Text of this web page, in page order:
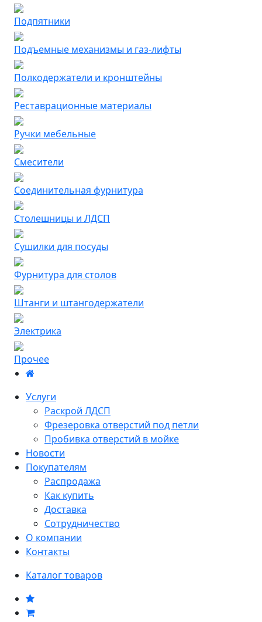
Подпятники
Подъемные механизмы и газ-лифты
Полкодержатели и кронштейны
Реставрационные материалы
Ручки мебельные
Смесители
Соединительная фурнитура
Столешницы и ЛДСП
Сушилки для посуды
Фурнитура для столов
Штанги и штангодержатели
Электрика
Прочее
Услуги
Раскрой ЛДСП
Фрезеровка отверстий под петли
Пробивка отверстий в мойке
Новости
Покупателям
Распродажа
Как купить
Доставка
Сотрудничество
О компании
Контакты
Каталог товаров